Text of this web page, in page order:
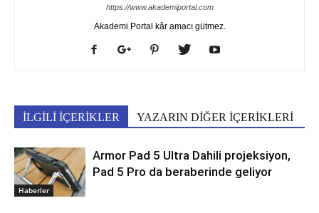
https://www.akademiportal.com
Akademi Portal kâr amacı gütmez.
İLGİLİ İÇERİKLER YAZARIN DİĞER İÇERİKLERİ
Haberler
Armor Pad 5 Ultra Dahili projeksiyon,
Pad 5 Pro da beraberinde geliyor